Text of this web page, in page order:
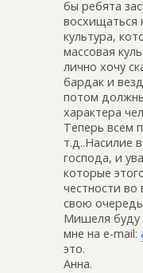
бы ребята
восхищаться
культура,
массовая
лично хочу
бардак и
потом
характера
Теперь всем
т.д..Насилие
господа, и
которые
честности во
свою
Мишеля буду
мне на e-mail:
это.
Анна.